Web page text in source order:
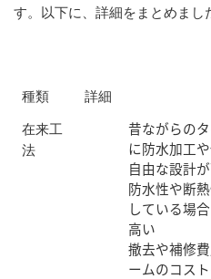
す。以下に、詳細をまとめまし
種類 詳細
在来工
法
昔ながらの
に防水加工
自由な設計
防水性や断
している場
高い
撤去や補修
ームのコス